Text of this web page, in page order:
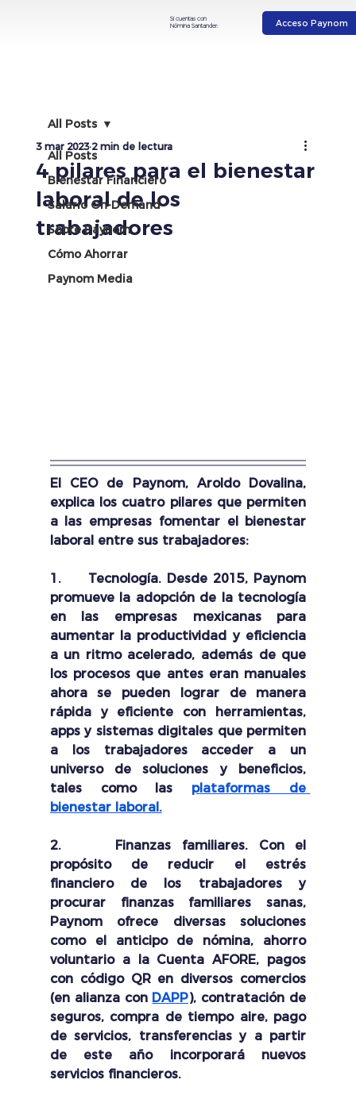
Acceso Paynom
Si cuentas con
Nómina Santander:
All Posts
Bienestar Financiero
Salario On-Demand
Sobre Paynom
Cómo Ahorrar
Paynom Media
All Posts
4 pilares para el bienestar
laboral de los
trabajadores
3 mar 2023 2 min de lectura
El CEO de Paynom, Aroldo Dovalina,
explica los cuatro pilares que permiten
a las empresas fomentar el bienestar
laboral entre sus trabajadores:
1. Tecnología. Desde 2015, Paynom
promueve la adopción de la tecnología
en las empresas mexicanas para
aumentar la productividad y eficiencia
a un ritmo acelerado, además de que
los procesos que antes eran manuales
ahora se pueden lograr de manera
rápida y eficiente con herramientas,
apps y sistemas digitales que permiten
a los trabajadores acceder a un
universo de soluciones y beneficios,
tales como las plataformas de
bienestar laboral.
2. Finanzas familiares. Con el
propósito de reducir el estrés
financiero de los trabajadores y
procurar finanzas familiares sanas,
Paynom ofrece diversas soluciones
como el anticipo de nómina, ahorro
voluntario a la Cuenta AFORE, pagos
con código QR en diversos comercios
(en alianza con DAPP), contratación de
seguros, compra de tiempo aire, pago
de servicios, transferencias y a partir
de este año incorporará nuevos
servicios financieros.